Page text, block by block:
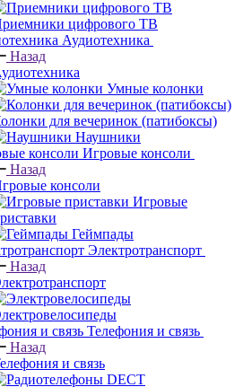
цифрового ТВ
Аудиотехника
Назад
Умные колонки
для вечеринок (патибоксы)
Наушники
Игровые консоли
Назад
консоли
Игровые
Геймпады
Электротранспорт
Назад
Телефония и связь
Назад
и связь